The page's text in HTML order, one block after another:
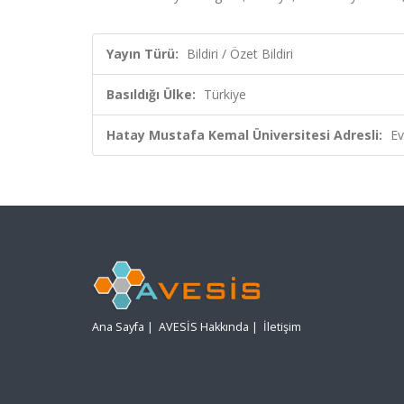
Yayın Türü: Bildiri / Özet Bildiri
Basıldığı Ülke: Türkiye
Hatay Mustafa Kemal Üniversitesi Adresli:
Ana Sayfa | AVESİS Hakkında | İletişim